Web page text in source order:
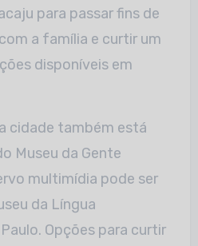
para passar fins de
a família e curtir um
disponíveis em
cidade também está
Museu da Gente
multimídia pode ser
da Língua
Opções para curtir